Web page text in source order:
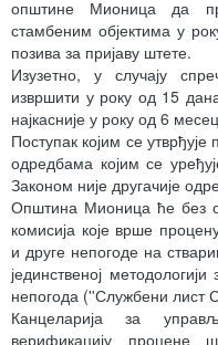
општине Мионица да
стамбеним објектима у
позива за пријаву штете.
Изузетно, у случају
извршити у року од 15
најкасније у року од 6
Поступак којим се
одредбама којим се
Законом није другачије
Општина Мионица ће без
комисија које врше
и друге непогоде на
јединственој
непогода (''Службени лист
Канцеларија за
верификацију процене